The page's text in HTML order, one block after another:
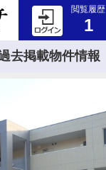
閲覧履歴
1
去掲載物件情報